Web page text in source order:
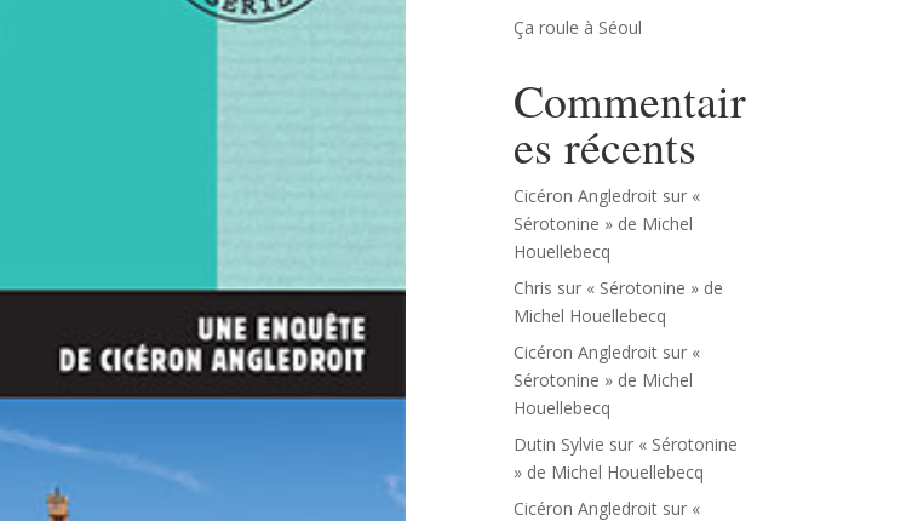
Ça roule à Séoul
Commentair
es récents
Cicéron Angledroit sur «
Sérotonine » de Michel
Houellebecq
Chris sur « Sérotonine » de
Michel Houellebecq
Cicéron Angledroit sur «
Sérotonine » de Michel
Houellebecq
Dutin Sylvie sur « Sérotonine
» de Michel Houellebecq
Cicéron Angledroit sur «